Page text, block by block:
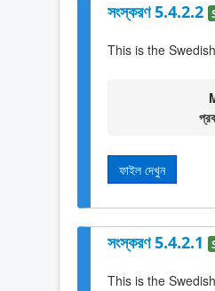
সংস্করণ 5.4.2.2
This is the
ফাইল দেখুন
সংস্করণ 5.4.2.1
This is the